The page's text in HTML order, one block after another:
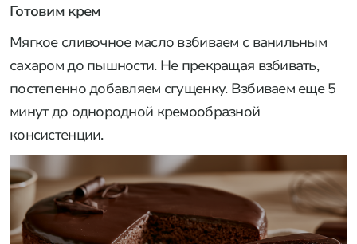
Готовим крем
Мягкое сливочное масло взбиваем с ванильным
сахаром до пышности. Не прекращая взбивать,
постепенно добавляем сгущенку. Взбиваем еще 5
минут до однородной кремообразной
консистенции.